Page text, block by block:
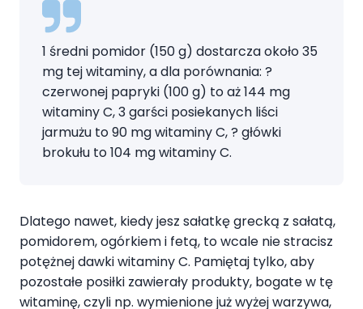
1 średni pomidor (150 g) dostarcza około 35
mg tej witaminy, a dla porównania: ?
czerwonej papryki (100 g) to aż 144 mg
witaminy C, 3 garści posiekanych liści
jarmużu to 90 mg witaminy C, ? główki
brokułu to 104 mg witaminy C.
Dlatego nawet, kiedy jesz sałatkę grecką z sałatą,
pomidorem, ogórkiem i fetą, to wcale nie stracisz
potężnej dawki witaminy C. Pamiętaj tylko, aby
pozostałe posiłki zawierały produkty, bogate w tę
witaminę, czyli np. wymienione już wyżej warzywa,